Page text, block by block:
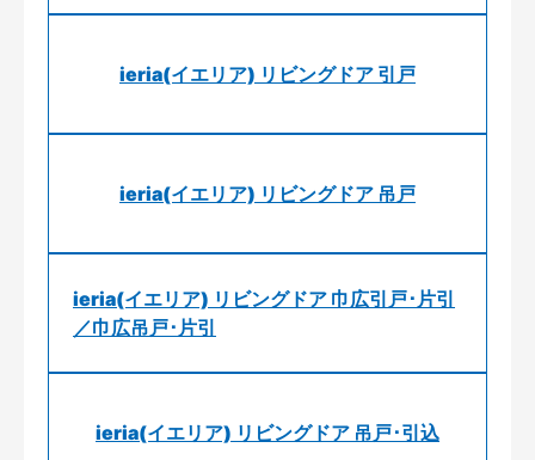
ieria(イエリア) リビングドア 引戸
ieria(イエリア) リビングドア 吊戸
ieria(イエリア) リビングドア 巾広引戸･片引
／巾広吊戸･片引
ieria(イエリア) リビングドア 吊戸･引込